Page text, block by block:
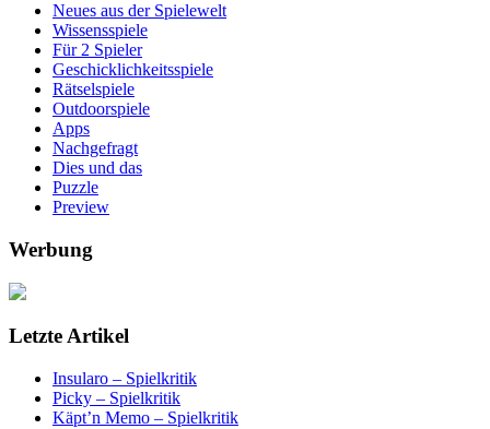
Neues aus der Spielewelt
Wissensspiele
Für 2 Spieler
Geschicklichkeitsspiele
Rätselspiele
Outdoorspiele
Apps
Nachgefragt
Dies und das
Puzzle
Preview
Werbung
Letzte Artikel
Insularo – Spielkritik
Picky – Spielkritik
Käpt’n Memo – Spielkritik